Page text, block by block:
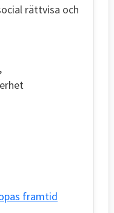
rättvisa och
framtid